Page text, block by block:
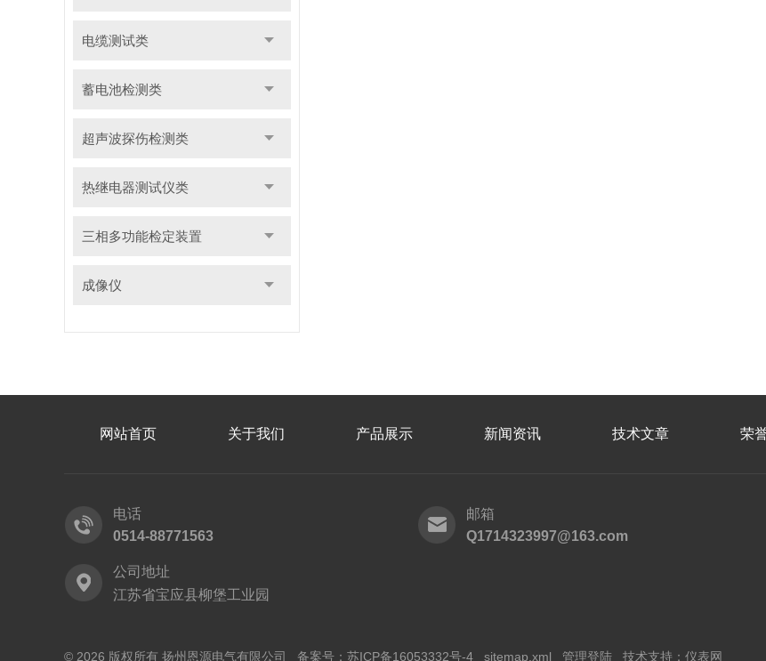
电缆测试类
蓄电池检测类
超声波探伤检测类
热继电器测试仪类
三相多功能检定装置
成像仪
网站首页 关于我们 产品展示 新闻资讯 技术文章 荣
电话
0514-88771563
邮箱
Q1714323997@163.com
公司地址
江苏省宝应县柳堡工业园
© 2026 版权所有 扬州恩源电气有限公司 备案号： 苏ICP备16053332号-4 sitemap.xml 管理登陆 技术支持： 仪表网